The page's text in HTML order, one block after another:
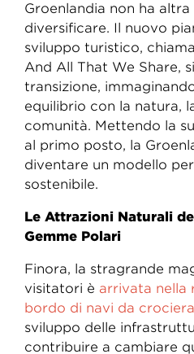
Groenlandia non ha altra
diversificare. Il nuovo
sviluppo turistico,
And All That We Share,
transizione,
equilibrio con la natura,
comunità. Mettendo la
al primo posto, la
diventare un modello
sostenibile.
Le Attrazioni Naturali
Gemme Polari
Finora, la stragrande
visitatori è arrivata nella
bordo di navi da crociera
sviluppo delle
contribuire a cambiare